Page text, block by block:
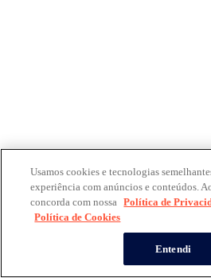
Usamos cookies e tecnologias
experiência com anúncios e conteúdos.
concorda com nossa Política de
Política de Cookies
Entendi